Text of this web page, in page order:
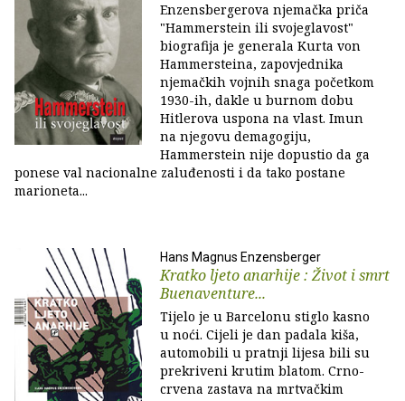
Enzensbergerova njemačka priča
"Hammerstein ili svojeglavost"
biografija je generala Kurta von
Hammersteina, zapovjednika
njemačkih vojnih snaga početkom
1930-ih, dakle u burnom dobu
Hitlerova uspona na vlast. Imun
na njegovu demagogiju,
Hammerstein nije dopustio da ga
ponese val nacionalne zaluđenosti i da tako postane
marioneta...
Hans Magnus Enzensberger
Kratko ljeto anarhije : Život i smrt
Buenaventure...
Tijelo je u Barcelonu stiglo kasno
u noći. Cijeli je dan padala kiša,
automobili u pratnji lijesa bili su
prekriveni krutim blatom. Crno-
crvena zastava na mrtvačkim